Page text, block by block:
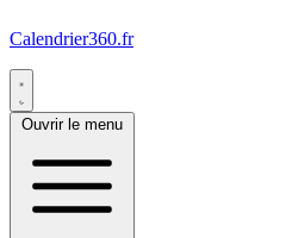
Calendrier360.fr
Ouvrir le menu